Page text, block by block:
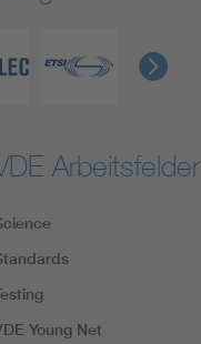
Arbeitsfelder
Young Net